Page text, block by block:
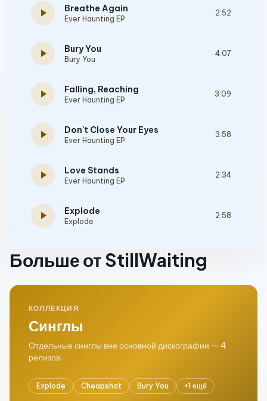
play_arrow Breathe Again
Ever Haunting EP
2:52
play_arrow Bury You
Bury You
4:07
play_arrow Falling, Reaching
Ever Haunting EP
3:09
play_arrow Don't Close Your Eyes
Ever Haunting EP
3:58
play_arrow Love Stands
Ever Haunting EP
2:34
play_arrow Explode
Explode
2:58
Больше от StillWaiting
КОЛЛЕКЦИЯ
Синглы
Отдельные синглы вне основной дискографии — 4
релизов.
Explode Cheapshot Bury You +1 ещё